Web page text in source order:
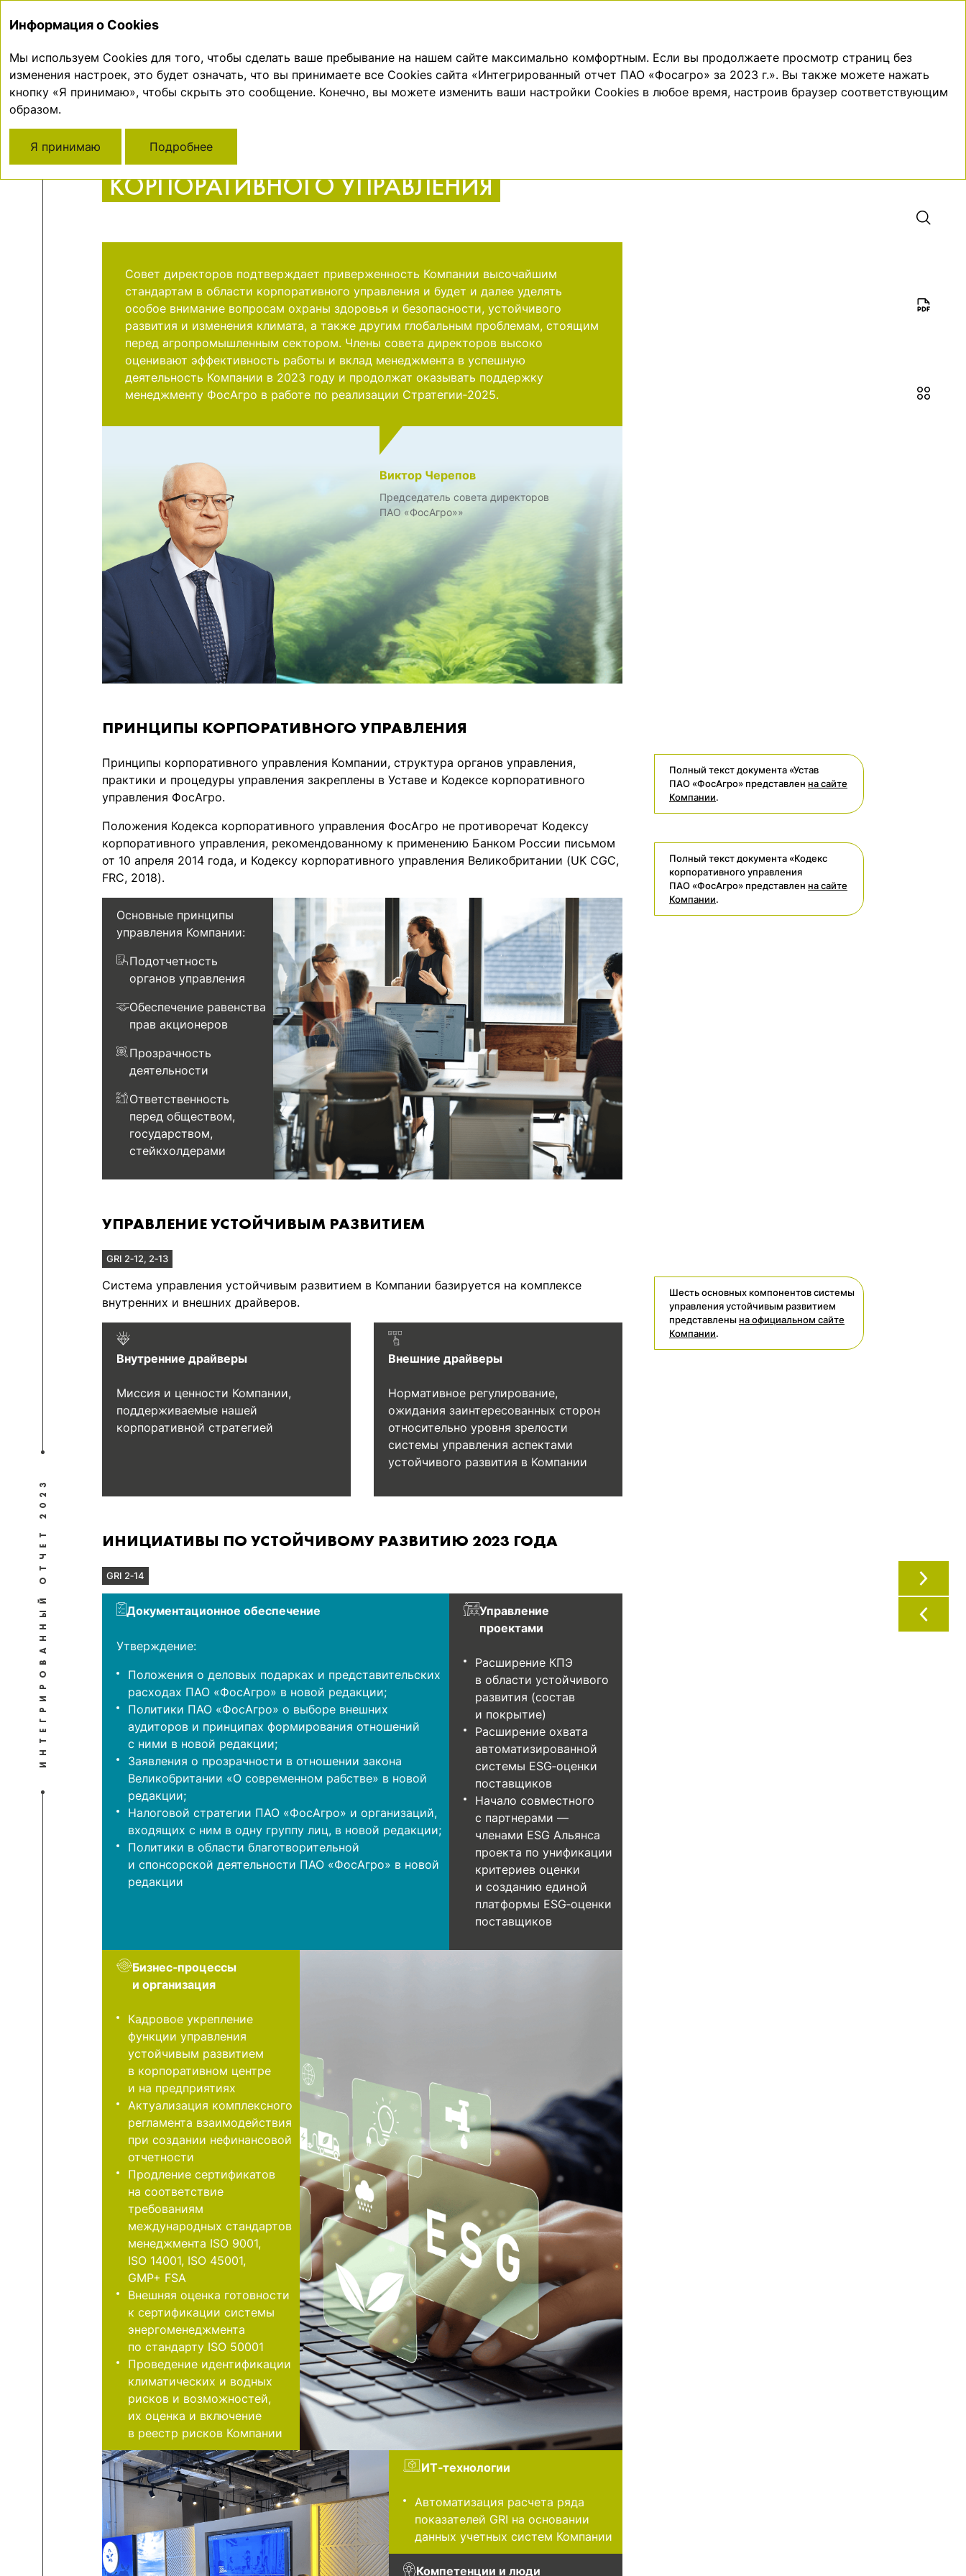
ИНТЕГРИРОВАННЫЙ
ОТЧЕТ 2023
О КОМПАНИИ
Корпоративное управление Система корпоративного управления
СИСТЕМА
КОРПОРАТИВНОГО УПРАВЛЕНИЯ
Совет директоров подтверждает приверженность Компании высочайшим
стандартам в области корпоративного управления и будет и далее уделять
особое внимание вопросам охраны здоровья и безопасности, устойчивого
развития и изменения климата, а также другим глобальным проблемам, стоящим
перед агропромышленным сектором. Члены совета директоров высоко
оценивают эффективность работы и вклад менеджмента в успешную
деятельность Компании в 2023 году и продолжат оказывать поддержку
менеджменту ФосАгро в работе по реализации Стратегии‑2025.
Виктор Черепов
Председатель совета директоров
ПАО «ФосАгро»»
ПРИНЦИПЫ КОРПОРАТИВНОГО УПРАВЛЕНИЯ
Полный текст документа «Устав
ПАО «ФосАгро» представлен на сайте
Компании.
Полный текст документа «Кодекс
корпоративного управления
ПАО «ФосАгро» представлен на сайте
Компании.
Принципы корпоративного управления Компании, структура органов управления,
практики и процедуры управления закреплены в Уставе и Кодексе корпоративного
управления ФосАгро.
Положения Кодекса корпоративного управления ФосАгро не противоречат Кодексу
корпоративного управления, рекомендованному к применению Банком России письмом
от 10 апреля 2014 года, и Кодексу корпоративного управления Великобритании (UK CGC,
FRC, 2018).
Основные принципы
управления Компании:
Подотчетность
органов управления
Обеспечение равенства
прав акционеров
Прозрачность
деятельности
Ответственность
перед обществом,
государством,
стейкхолдерами
УПРАВЛЕНИЕ УСТОЙЧИВЫМ РАЗВИТИЕМ
GRI 2‑12, 2‑13
Шесть основных компонентов системы
управления устойчивым развитием
представлены на официальном сайте
Компании.
Система управления устойчивым развитием в Компании базируется на комплексе
внутренних и внешних драйверов.
Внутренние драйверы
Миссия и ценности Компании,
поддерживаемые нашей
корпоративной стратегией
Внешние драйверы
Нормативное регулирование,
ожидания заинтересованных сторон
относительно уровня зрелости
системы управления аспектами
устойчивого развития в Компании
ИНИЦИАТИВЫ ПО УСТОЙЧИВОМУ РАЗВИТИЮ 2023 ГОДА
GRI 2‑14
Документационное обеспечение
Утверждение:
Положения о деловых подарках и представительских
расходах ПАО «ФосАгро» в новой редакции;
Политики ПАО «ФосАгро» о выборе внешних
аудиторов и принципах формирования отношений
с ними в новой редакции;
Заявления о прозрачности в отношении закона
Великобритании «О современном рабстве» в новой
редакции;
Налоговой стратегии ПАО «ФосАгро» и организаций,
входящих с ним в одну группу лиц, в новой редакции;
Политики в области благотворительной
и спонсорской деятельности ПАО «ФосАгро» в новой
редакции
Управление
проектами
Расширение КПЭ
в области устойчивого
развития (состав
и покрытие)
Расширение охвата
автоматизированной
системы ESG‑оценки
поставщиков
Начало совместного
с партнерами —
членами ESG Альянса
проекта по унификации
критериев оценки
и созданию единой
платформы ESG‑оценки
поставщиков
Бизнес‑процессы
и организация
Кадровое укрепление
функции управления
устойчивым развитием
в корпоративном центре
и на предприятиях
Актуализация комплексного
регламента взаимодействия
при создании нефинансовой
отчетности
Продление сертификатов
на соответствие
требованиям
международных стандартов
менеджмента ISO 9001,
ISO 14001, ISO 45001,
GMP+ FSA
Внешняя оценка готовности
к сертификации системы
энергоменеджмента
по стандарту ISO 50001
Проведение идентификации
климатических и водных
рисков и возможностей,
их оценка и включение
в реестр рисков Компании
ИT‑технологии
Автоматизация расчета ряда
показателей GRI на основании
данных учетных систем Компании
Компетенции и люди
Информация о Cookies
Мы используем Cookies для того, чтобы сделать ваше пребывание на нашем сайте максимально комфортным. Если вы продолжаете просмотр страниц без
изменения настроек, это будет означать, что вы принимаете все Cookies сайта «Интегрированный отчет ПАО «Фосагро» за 2023 г.». Вы также можете нажать
кнопку «Я принимаю», чтобы скрыть это сообщение. Конечно, вы можете изменить ваши настройки Cookies в любое время, настроив браузер соответствующим
образом.
Я принимаю Подробнее